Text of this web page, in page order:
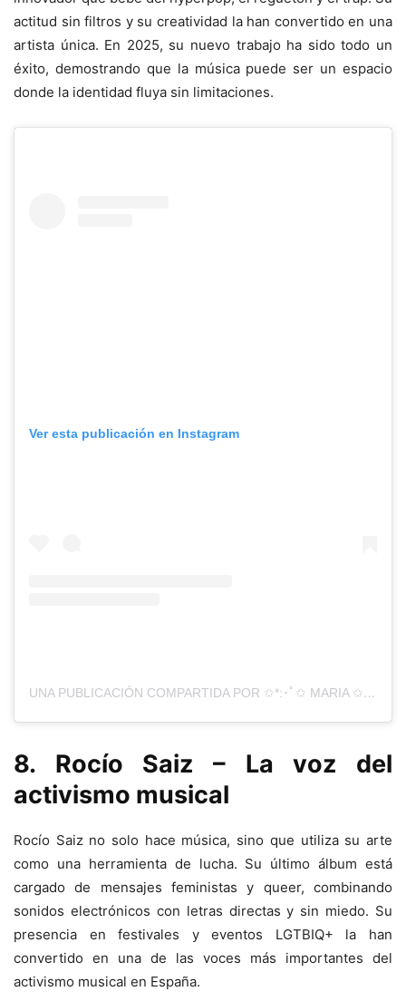
actitud sin filtros y su creatividad la han convertido en una
artista única. En 2025, su nuevo trabajo ha sido todo un
éxito, demostrando que la música puede ser un espacio
donde la identidad fluya sin limitaciones.
Ver esta publicación en Instagram
UNA PUBLICACIÓN COMPARTIDA POR ✩*:･ﾟ✩ MARIA ✩･ﾟ: *✩ (@MARIAESCARMIENTO)
8. Rocío Saiz – La voz del
activismo musical
Rocío Saiz no solo hace música, sino que utiliza su arte
como una herramienta de lucha. Su último álbum está
cargado de mensajes feministas y queer, combinando
sonidos electrónicos con letras directas y sin miedo. Su
presencia en festivales y eventos LGTBIQ+ la han
convertido en una de las voces más importantes del
activismo musical en España.